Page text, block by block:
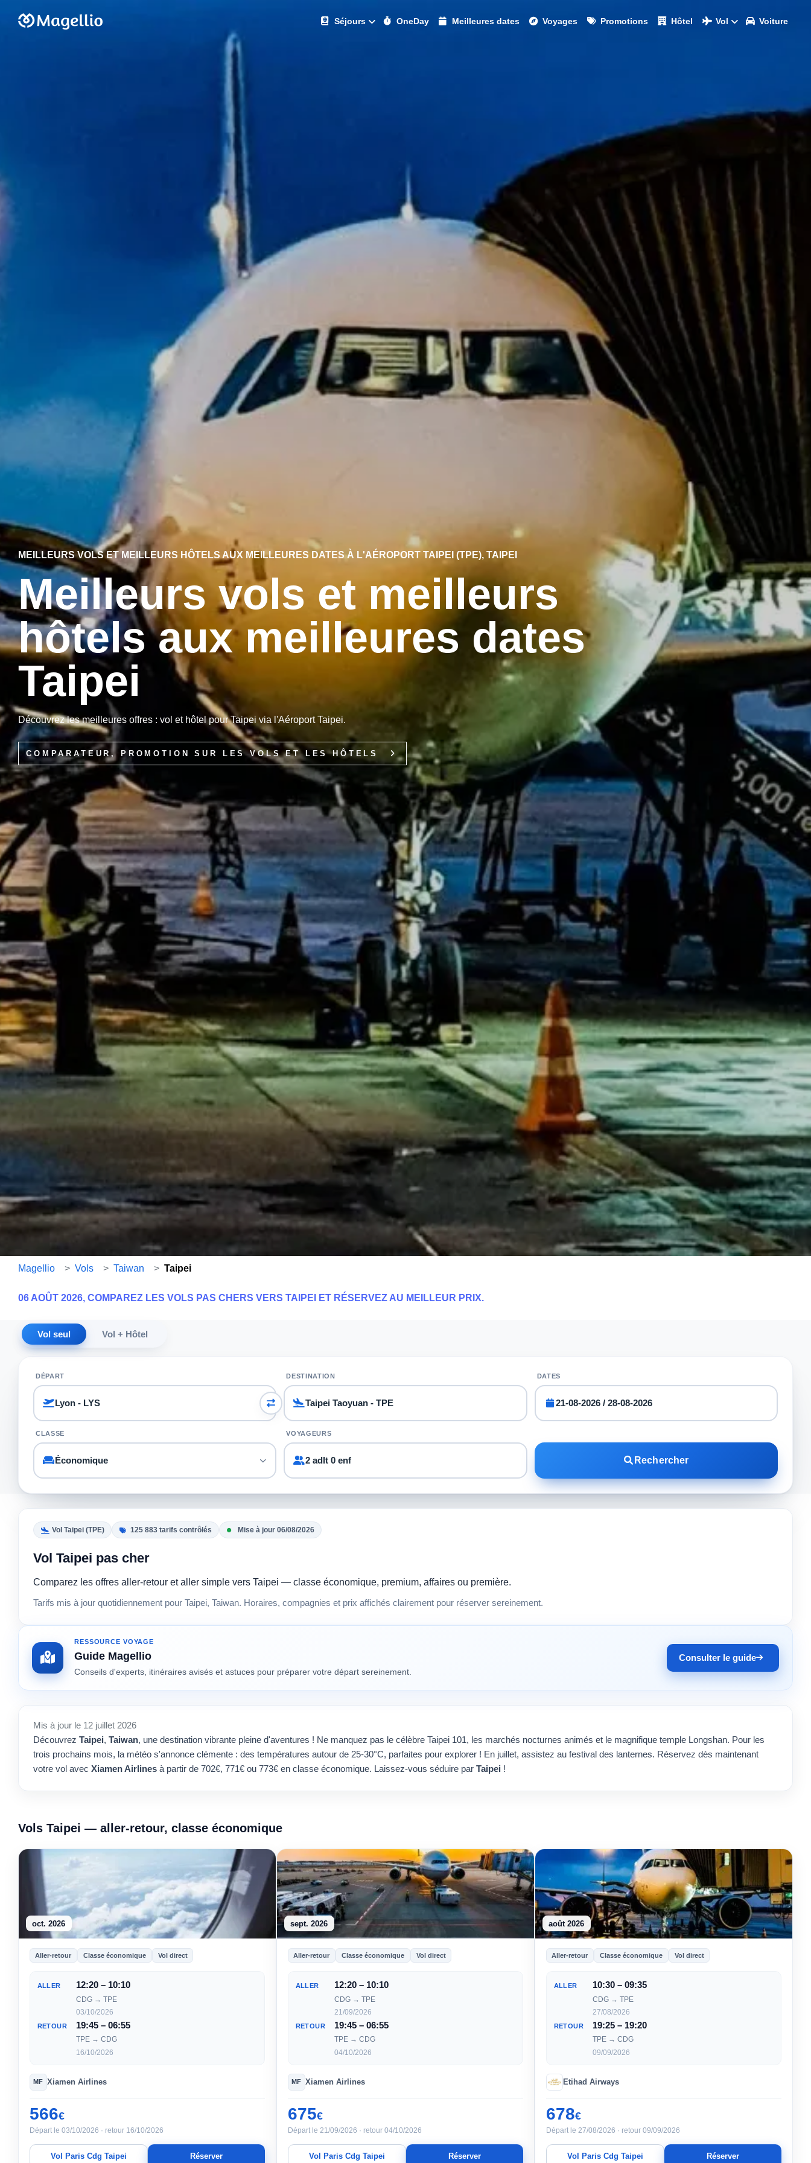
Séjours OneDay Meilleures dates Voyages Promotions Hôtel Vol Voiture
MEILLEURS VOLS ET MEILLEURS HÔTELS AUX MEILLEURES DATES À L'AÉROPORT TAIPEI (TPE), TAIPEI
Meilleurs vols et meilleurs
hôtels aux meilleures dates
Taipei
Découvrez les meilleures offres : vol et hôtel pour Taipei via l'Aéroport Taipei.
COMPARATEUR, PROMOTION SUR LES VOLS ET LES HÔTELS
Magellio > Vols > Taiwan > Taipei
06 AOÛT 2026, COMPAREZ LES VOLS PAS CHERS VERS TAIPEI ET RÉSERVEZ AU MEILLEUR PRIX.
Vol seul Vol + Hôtel
DÉPART DESTINATION DATES
CLASSE VOYAGEURS
2 adlt 0 enf Rechercher
Vol Taipei (TPE) 125 883 tarifs contrôlés Mise à jour 06/08/2026
Vol Taipei pas cher
Comparez les offres aller-retour et aller simple vers Taipei — classe économique, premium, affaires ou première.
Tarifs mis à jour quotidiennement pour Taipei, Taiwan. Horaires, compagnies et prix affichés clairement pour réserver sereinement.
RESSOURCE VOYAGE
Guide Magellio
Conseils d'experts, itinéraires avisés et astuces pour préparer votre départ sereinement.
Consulter le guide
Mis à jour le 12 juillet 2026
Découvrez Taipei, Taiwan, une destination vibrante pleine d'aventures ! Ne manquez pas le célèbre Taipei 101, les marchés nocturnes animés et le magnifique temple Longshan. Pour les
trois prochains mois, la météo s'annonce clémente : des températures autour de 25-30°C, parfaites pour explorer ! En juillet, assistez au festival des lanternes. Réservez dès maintenant
votre vol avec Xiamen Airlines à partir de 702€, 771€ ou 773€ en classe économique. Laissez-vous séduire par Taipei !
Vols Taipei — aller-retour, classe économique
oct. 2026
Aller-retour Classe économique Vol direct
ALLER 12:20 – 10:10
CDG → TPE
03/10/2026
RETOUR 19:45 – 06:55
TPE → CDG
16/10/2026
MF Xiamen Airlines
566€
Départ le 03/10/2026 · retour 16/10/2026
Vol Paris Cdg Taipei Réserver
sept. 2026
Aller-retour Classe économique Vol direct
ALLER 12:20 – 10:10
CDG → TPE
21/09/2026
RETOUR 19:45 – 06:55
TPE → CDG
04/10/2026
MF Xiamen Airlines
675€
Départ le 21/09/2026 · retour 04/10/2026
Vol Paris Cdg Taipei Réserver
août 2026
Aller-retour Classe économique Vol direct
ALLER 10:30 – 09:35
CDG → TPE
27/08/2026
RETOUR 19:25 – 19:20
TPE → CDG
09/09/2026
Etihad Airways
678€
Départ le 27/08/2026 · retour 09/09/2026
Vol Paris Cdg Taipei Réserver